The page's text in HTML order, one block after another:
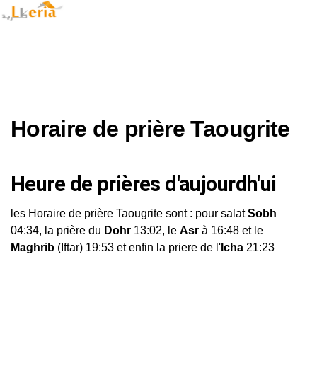
Horaire de prière Taougrite
Heure de prières d'aujourdh'ui
les Horaire de prière Taougrite sont : pour salatSobh
04:34, la prière du Dohr 13:02, le Asr à 16:48 et le
Maghrib (Iftar) 19:53 et enfin la priere de l' Icha 21:23